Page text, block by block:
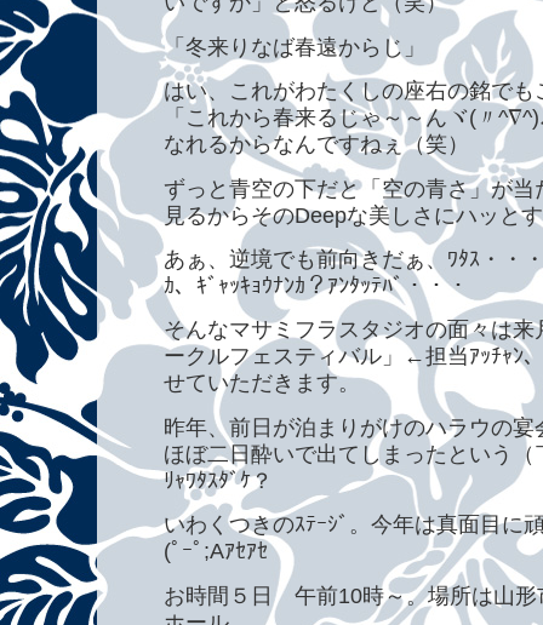
「冬来りなば春遠からじ」
はい、これがわたくしの座右の銘で
「これから春来るじゃ～～んヾ(〃
なれるからなんですねぇ（笑）
ずっと青空の下だと「空の青さ」が
見るからそのDeepな美しさにハッと
あぁ、逆境でも前向きだぁ、ﾜﾀｽ・・
ｶ、ｷﾞｬｯｷｮｳﾅﾝｶ？ｱﾝﾀｯﾃﾊﾞ・・・
そんなマサミフラスタジオの面々は
ークルフェスティバル」←担当ｱｯﾁｬﾝ
せていただきます。
昨年、前日が泊まりがけのハラウの
ほぼ二日酔いで出てしまったという
ﾘｬﾜﾀｽﾀﾞｹ？
いわくつきのｽﾃｰｼﾞ。今年は真面目に
(ﾟｰﾟ;Aｱｾｱｾ
お時間５日 午前10時～。場所は山形